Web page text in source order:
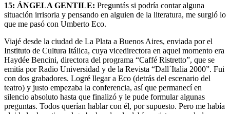
15: ÁNGELA GENTILE: Preguntás si podría contar alguna
situación irrisoria y pensando en alguien de la literatura, me surgió lo
que me pasó con Umberto Eco.
Viajé desde la ciudad de La Plata a Buenos Aires, enviada por el
Instituto de Cultura Itálica, cuya vicedirectora en aquel momento era
Haydée Bencini, directora del programa “Caffé Ristretto”, que se
emitía por Radio Universidad y de la Revista “Dall´Italia 2000”. Fui
con dos grabadores. Logré llegar a Eco (detrás del escenario del
teatro) y justo empezaba la conferencia, así que permanecí en
silencio absoluto hasta que finalizó y le pude formular algunas
preguntas. Todos querían hablar con él, por supuesto. Pero me había